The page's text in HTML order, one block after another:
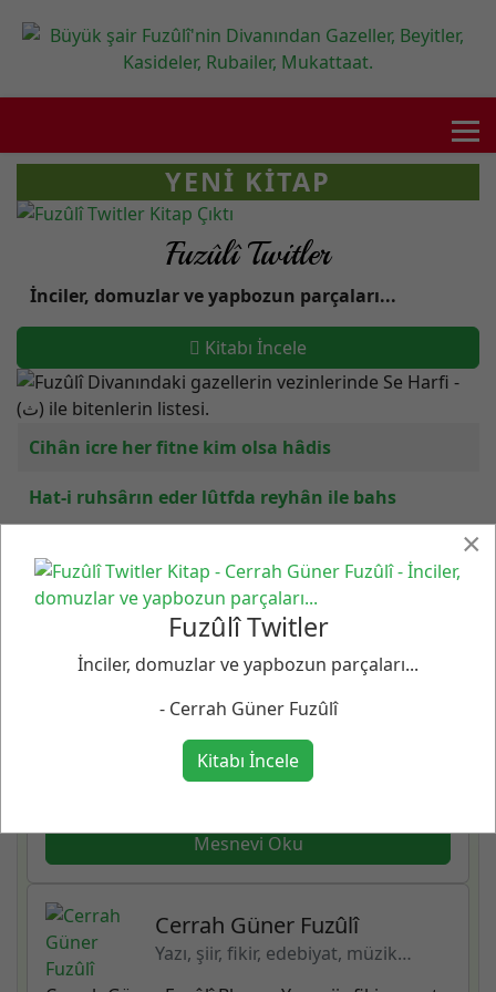
YENI KITAP
Fuzûlî Twitler
İnciler, domuzlar ve yapbozun parçaları...
Kitabı İncele
Makaleler
Başlık
Cihân icre her fitne kim olsa hâdis
Hat-i ruhsârın eder lûtfda reyhân ile bahs
SITEDE ARA...
Okuma Listesi
Mesnevi Oku
Büyük Mutasavvıf Mevlana Celaleddin Rumi
Mesnevi Oku
Cerrah Güner Fuzûlî
Yazı, şiir, fikir, edebiyat, müzik…
×
Fuzûlî Twitler
İnciler, domuzlar ve yapbozun parçaları...
- Cerrah Güner Fuzûlî
Kitabı İncele